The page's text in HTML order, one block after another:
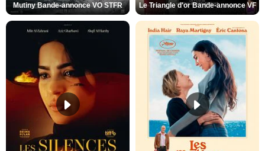
Mutiny Bande-annonce VO STFR Le Triangle d'or Bande-annonce VF